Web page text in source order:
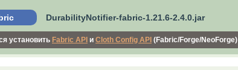
DurabilityNotifier-fabric-1.21.6-2.4.0.jar
установить Fabric API и Cloth Config API (Fabric/Forge/NeoForge)